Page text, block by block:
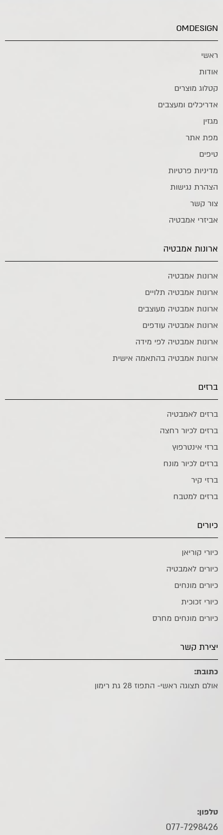
OMDESIGN
ראשי
אודות
קטלוג מוצרים
אדריכלים ומעצבים
מגזין
מפת אתר
טיפים
מדיניות פרטיות
הצהרת נגישות
צור קשר
אביזרי אמבטיה
ארונות אמבטיה
ארונות אמבטיה
ארונות אמבטיה תלויים
ארונות אמבטיה מעוצבים
ארונות אמבטיה עודפים
ארונות אמבטיה לפי מידה
ארונות אמבטיה בהתאמה אישית
ברזים
ברזים לאמבטיה
ברזים לכיור רחצה
ברזי אינטרפוץ
ברזים לכיור מונח
ברזי קיר
ברזים למטבח
כיורים
כיורי קוריאן
כיורים לאמבטיה
כיורים מונחים
כיורי זכוכית
כיורים מונחים מחרס
יצירת קשר
כתובת:
אולם תצוגה ראשי- התפוז 28 גת רימון
טלפון:
077-7298426